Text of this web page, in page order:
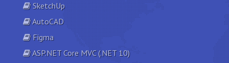
SketchUp
AutoCAD
Figma
ASP.NET Core MVC (.NET 10)